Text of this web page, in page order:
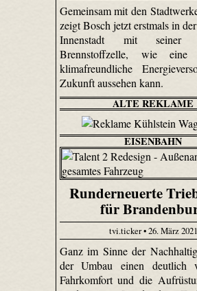
Gemeinsam mit den
zeigt Bosch jetzt erstmals in
Innenstadt mit seiner
Brennstoffzelle, wie eine
klimafreundliche
Zukunft aussehen kann.
ALTE REKLAME
EISENBAHN
Runderneuerte
für
tvi.ticker • 26. März 2021
Ganz im Sinne der
der Umbau einen deutlich
Fahrkomfort und die